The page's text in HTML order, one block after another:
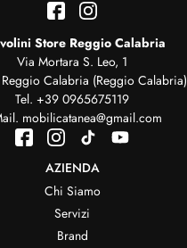
Store Reggio Calabria
Via Mortara S. Leo, 1
Calabria (Reggio Calabria)
Tel. +39 0965675119
mobilicatanea@gmail.com
AZIENDA
Chi Siamo
Servizi
Brand